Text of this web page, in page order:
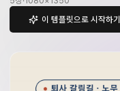
이 템플릿으로 시작하기